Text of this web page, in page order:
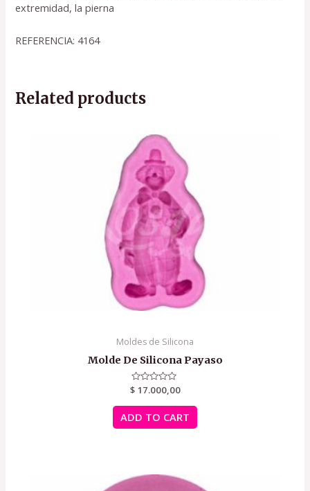
extremidad, la pierna
REFERENCIA: 4164
Related products
Moldes de Silicona
Molde De Silicona Payaso
Rated
out
of
5
$17.000,00
ADD TO CART